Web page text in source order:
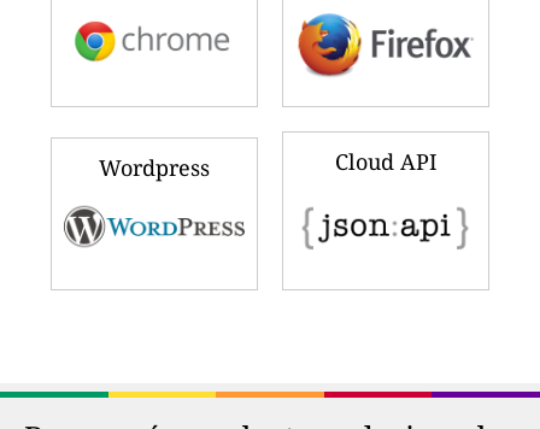
Wordpress Cloud API